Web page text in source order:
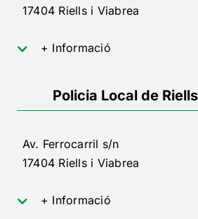
17404 Riells i Viabrea
+ Informació
Policia Local de
Av. Ferrocarril s/n
17404 Riells i Viabrea
+ Informació